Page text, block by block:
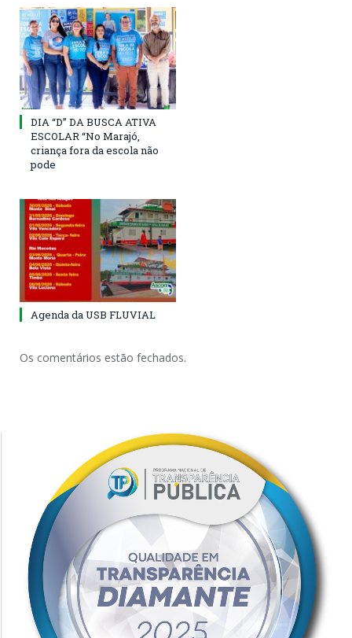
DIA “D” DA BUSCA ATIVA
ESCOLAR “No Marajó,
criança fora da escola não
pode
Agenda da USB FLUVIAL
Os comentários estão fechados.